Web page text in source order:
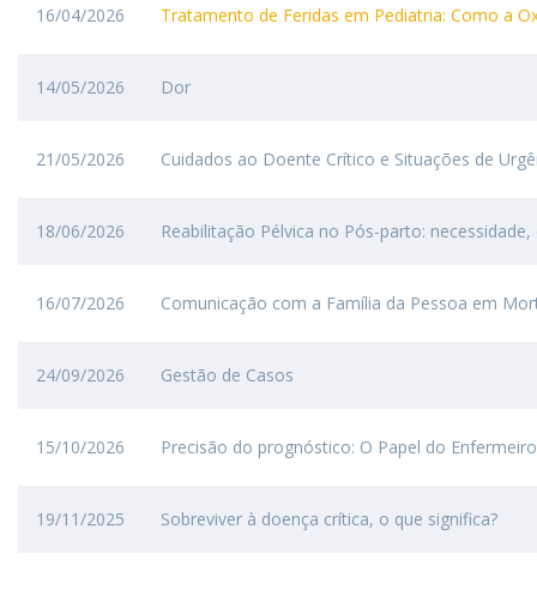
16/04/2026 Tratamento de Feridas em Pediatria: Como a
14/05/2026 Dor
21/05/2026 Cuidados ao Doente Crítico e Situações de
18/06/2026 Reabilitação Pélvica no Pós-parto:
16/07/2026 Comunicação com a Família da Pessoa em
24/09/2026 Gestão de Casos
15/10/2026 Precisão do prognóstico: O Papel do
19/11/2025 Sobreviver à doença crítica, o que significa?